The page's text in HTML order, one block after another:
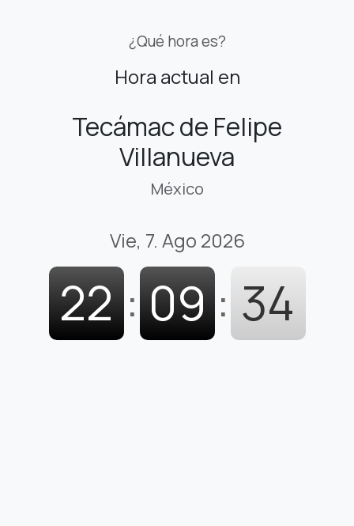
¿Qué hora es?
Hora actual en
Tecámac de Felipe
Villanueva
México
Vie, 7. Ago 2026
22 : 09 : 35